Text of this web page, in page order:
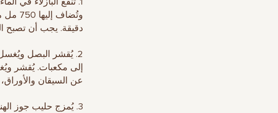
دقيقة. يجب أن تصبح
2. يُقشر البصل
إلى مكعبات. يُقشر
عن السيقان
3. يُمزج حليب جوز